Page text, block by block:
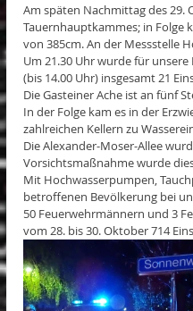
Am späten Nachmittag des 29.
Tauernhauptkammes; in Folge
von 385cm. An der Messstelle
Um 21.30 Uhr wurde für
(bis 14.00 Uhr) insgesamt 21
Die Gasteiner Ache ist an fünf
In der Folge kam es in der
zahlreichen Kellern zu
Die Alexander-Moser-Allee
Vorsichtsmaßnahme wurde
Mit Hochwasserpumpen,
betroffenen Bevölkerung bei
50 Feuerwehrmännern und 3
vom 28. bis 30. Oktober 714